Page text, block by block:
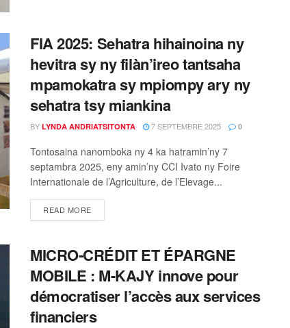
FIA 2025: Sehatra hihainoina ny
hevitra sy ny filàn’ireo tantsaha
mpamokatra sy mpiompy ary ny
sehatra tsy miankina
BY LYNDA ANDRIATSITONTA 7 SEPTEMBRE 2025 0
Tontosaina nanomboka ny 4 ka hatramin’ny 7
septambra 2025, eny amin’ny CCI Ivato ny Foire
Internationale de l’Agriculture, de l’Elevage...
READ MORE
MICRO-CRÉDIT ET ÉPARGNE
MOBILE : M-KAJY innove pour
démocratiser l’accès aux services
financiers